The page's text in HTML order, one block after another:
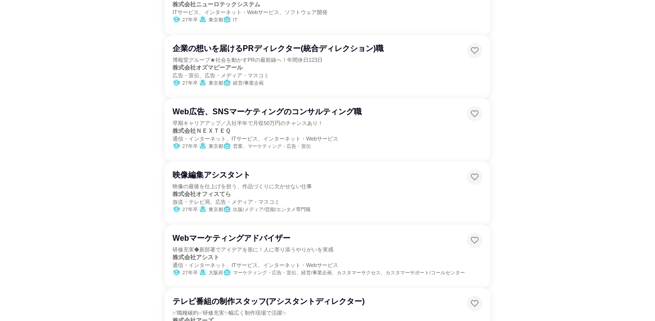
株式会社ニューロテックシステム
ITサービス、インターネット・Webサービス、ソフトウェア開発
27年卒 東京都 IT
企業の想いを届けるPRディレクター(統合ディレクション)職
博報堂グループ★社会を動かすPRの最前線へ！年間休日123日
株式会社オズマピーアール
広告・宣伝、広告・メディア・マスコミ
27年卒 東京都 経営/事業企画
Web広告、SNSマーケティングのコンサルティング職
早期キャリアアップ／入社半年で月収50万円のチャンスあり！
株式会社ＮＥＸＴＥＱ
通信・インターネット、ITサービス、インターネット・Webサービス
27年卒 東京都 営業、マーケティング・広告・宣伝
映像編集アシスタント
映像の最後を仕上げを担う、作品づくりに欠かせない仕事
株式会社オフィスてら
放送・テレビ局、広告・メディア・マスコミ
27年卒 東京都 出版/メディア/芸能/エンタメ専門職
Webマーケティングアドバイザー
研修充実◆新部署でアイデアを形に！人に寄り添うやりがいを実感
株式会社アシスト
通信・インターネット、ITサービス、インターネット・Webサービス
27年卒 大阪府 マーケティング・広告・宣伝、経営/事業企画、カスタマーサクセス、カスタマーサポート/コールセンター
テレビ番組の制作スタッフ(アシスタントディレクター)
✅職種確約✅研修充実✨幅広く制作現場で活躍✨